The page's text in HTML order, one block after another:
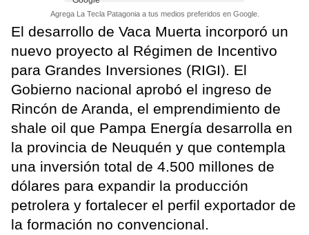
Agrega La Tecla Patagonia a tus medios preferidos en Google.
El desarrollo de Vaca Muerta incorporó un
nuevo proyecto al Régimen de Incentivo
para Grandes Inversiones (RIGI). El
Gobierno nacional aprobó el ingreso de
Rincón de Aranda, el emprendimiento de
shale oil que Pampa Energía desarrolla en
la provincia de Neuquén y que contempla
una inversión total de 4.500 millones de
dólares para expandir la producción
petrolera y fortalecer el perfil exportador de
la formación no convencional.